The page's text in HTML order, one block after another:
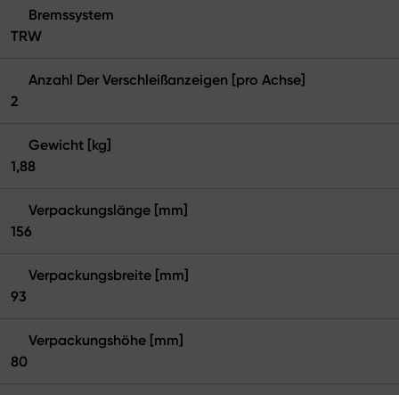
Bremssystem
TRW
Anzahl Der Verschleißanzeigen [pro Achse]
2
Gewicht [kg]
1,88
Verpackungslänge [mm]
156
Verpackungsbreite [mm]
93
Verpackungshöhe [mm]
80